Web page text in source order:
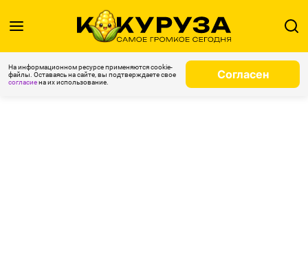
На информационном ресурсе применяются cookie-
файлы. Оставаясь на сайте, вы подтверждаете свое
согласиена их использование.
Согласен